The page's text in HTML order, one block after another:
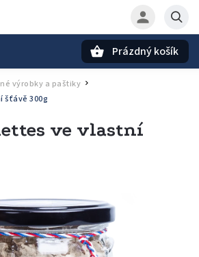
Prázdný košík
výrobky a paštiky /
šťávě 300g
ve vlastní